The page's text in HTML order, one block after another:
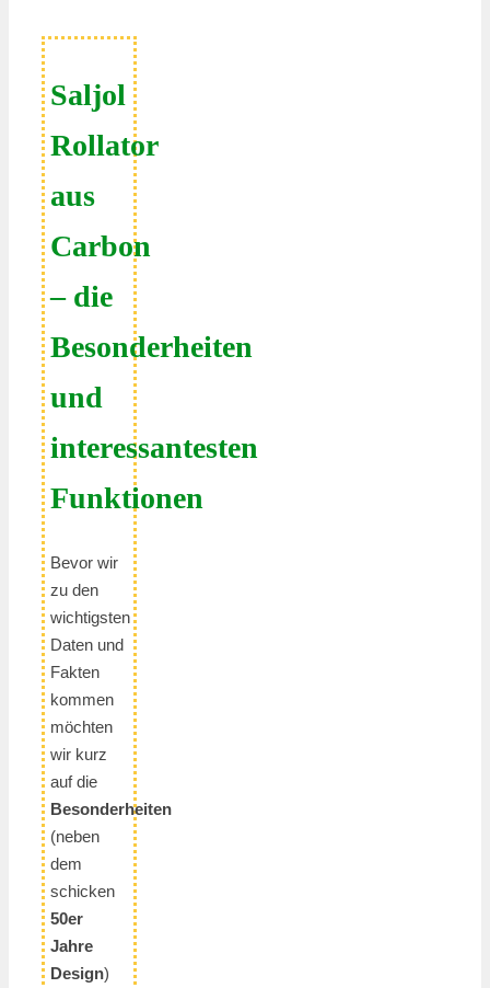
Saljol
Rollator
aus
Carbon
– die
Besonderheiten
und
interessantesten
Funktionen
Bevor wir
zu den
wichtigsten
Daten und
Fakten
kommen
möchten
wir kurz
auf die
Besonderheiten
(neben
dem
schicken
50er
Jahre
Design)